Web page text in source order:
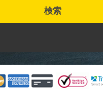
検索